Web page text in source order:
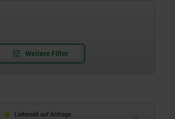
Lieferzeit auf Anfrage